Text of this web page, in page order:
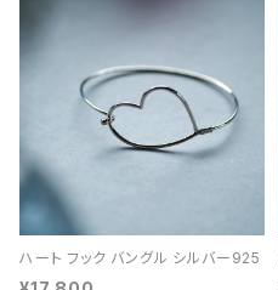
ハート フック バングル シルバー925